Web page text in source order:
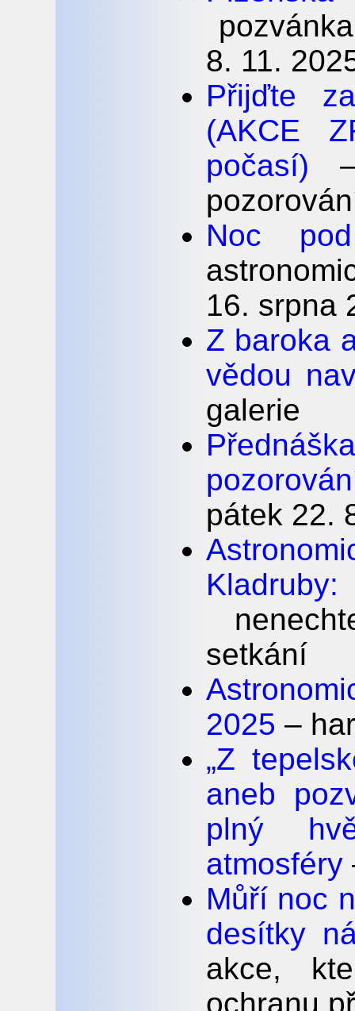
8. 11.
Přijďte
(AKCE
počasí) –
Noc
16. srpna
Z baroka
vědou
galerie
pátek 22.
setkání
2025 –
„Z
aneb
plný
atmosféry
Můří noc
desítky
akce,
ochranu